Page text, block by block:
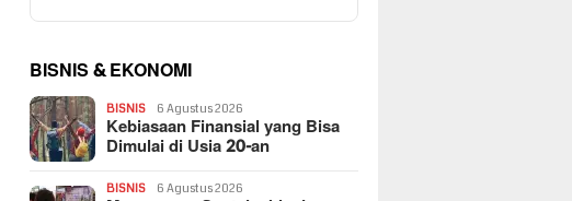
BISNIS & EKONOMI
BISNIS 6 Agustus 2026
Kebiasaan Finansial yang Bisa
Dimulai di Usia 20-an
BISNIS 6 Agustus 2026